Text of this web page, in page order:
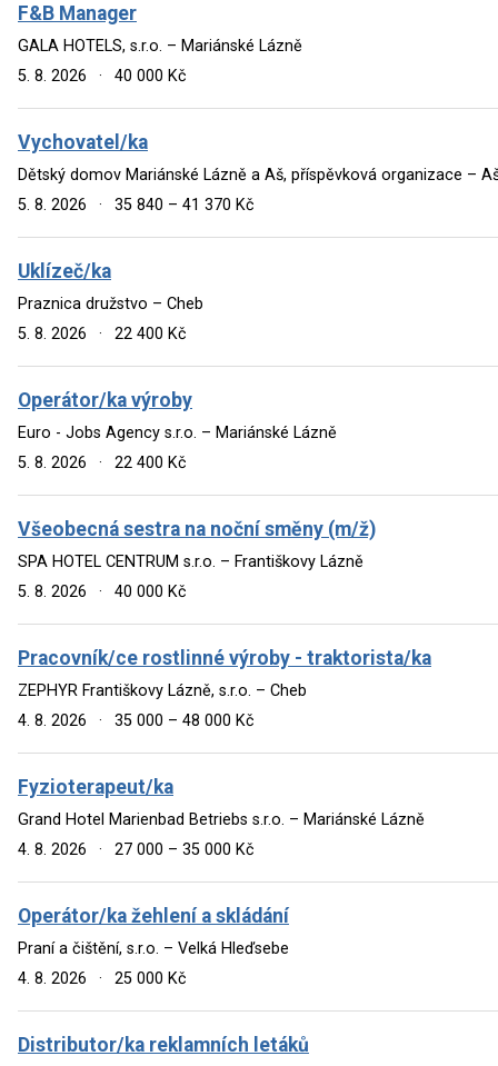
F&B Manager
GALA HOTELS, s.r.o. – Mariánské Lázně
5. 8. 2026
· 40 000 Kč
Vychovatel/ka
Dětský domov Mariánské Lázně a Aš, příspěvková organizace –
5. 8. 2026
· 35 840 – 41 370 Kč
Uklízeč/ka
Praznica družstvo – Cheb
5. 8. 2026
· 22 400 Kč
Operátor/ka výroby
Euro - Jobs Agency s.r.o. – Mariánské Lázně
5. 8. 2026
· 22 400 Kč
Všeobecná sestra na noční směny (m/ž)
SPA HOTEL CENTRUM s.r.o. – Františkovy Lázně
5. 8. 2026
· 40 000 Kč
Pracovník/ce rostlinné výroby - traktorista/ka
ZEPHYR Františkovy Lázně, s.r.o. – Cheb
4. 8. 2026
· 35 000 – 48 000 Kč
Fyzioterapeut/ka
Grand Hotel Marienbad Betriebs s.r.o. – Mariánské Lázně
4. 8. 2026
· 27 000 – 35 000 Kč
Operátor/ka žehlení a skládání
Praní a čištění, s.r.o. – Velká Hleďsebe
4. 8. 2026
· 25 000 Kč
Distributor/ka reklamních letáků